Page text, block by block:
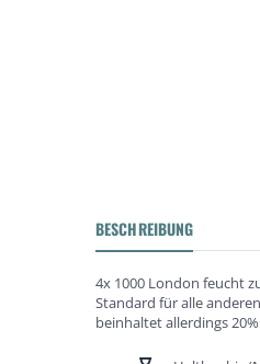
BESCHREIBUNG
4x 1000 London feucht
Standard für alle
beinhaltet allerdings